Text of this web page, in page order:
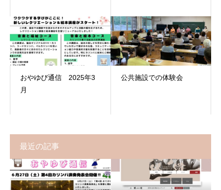
おやゆび通信 2025年3
月
公共施設での体験会
最近の記事